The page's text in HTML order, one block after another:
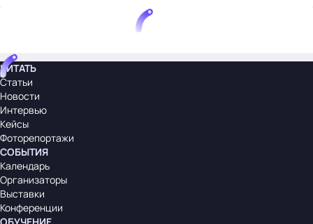
ЧИТАТЬ
Статьи
Новости
Интервью
Кейсы
Фоторепортажи
СОБЫТИЯ
Календарь
Организаторы
Выставки
Конференции
ОБУЧЕНИЕ